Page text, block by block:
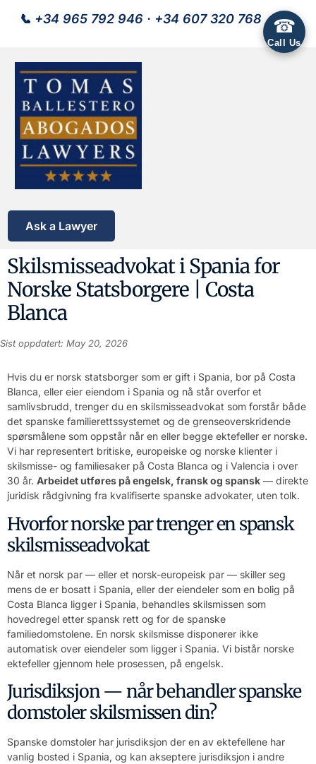
📞 +34 965 792 946 · +34 607 320 768
Ask a Lawyer
Skilsmisseadvokat i Spania for
Norske Statsborgere | Costa
Blanca
Sist oppdatert: May 20, 2026
Hvis du er norsk statsborger som er gift i Spania, bor på Costa
Blanca, eller eier eiendom i Spania og nå står overfor et
samlivsbrudd, trenger du en skilsmisseadvokat som forstår både
det spanske familierettssystemet og de grenseoverskridende
spørsmålene som oppstår når en eller begge ektefeller er norske.
Vi har representert britiske, europeiske og norske klienter i
skilsmisse- og familiesaker på Costa Blanca og i Valencia i over
30 år. Arbeidet utføres på engelsk, fransk og spansk — direkte
juridisk rådgivning fra kvalifiserte spanske advokater, uten tolk.
Hvorfor norske par trenger en spansk
skilsmisseadvokat
Når et norsk par — eller et norsk-europeisk par — skiller seg
mens de er bosatt i Spania, eller der eiendeler som en bolig på
Costa Blanca ligger i Spania, behandles skilsmissen som
hovedregel etter spansk rett og for de spanske
familiedomstolene. En norsk skilsmisse disponerer ikke
automatisk over eiendeler som ligger i Spania. Vi bistår norske
ektefeller gjennom hele prosessen, på engelsk.
Jurisdiksjon — når behandler spanske
domstoler skilsmissen din?
Spanske domstoler har jurisdiksjon der en av ektefellene har
vanlig bosted i Spania, og kan akseptere jurisdiksjon i andre
☎
Call Us